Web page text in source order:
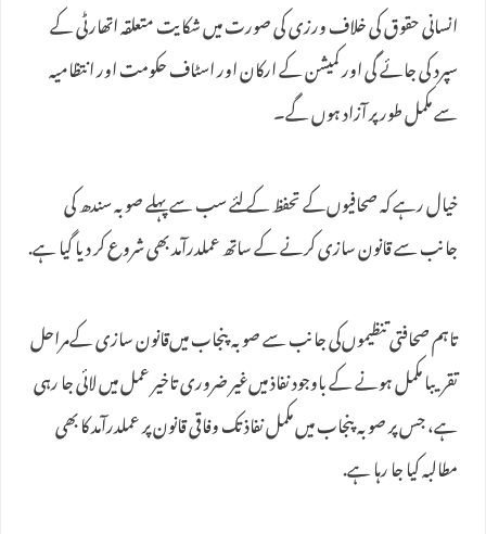
انسانی حقوق کی خلاف ورزی کی صورت میں شکایت متعلقہ اتھارٹی کے
سپرد کی جائے گی اور کمیشن کے ارکان اور اسٹاف حکومت اور انتظامیہ
سے مکمل طور پر آزاد ہوں گے۔
خیال رہے کہ صحافیوں‌کے تحفظ کے لئے سب سے پہلے صوبہ سندھ کی
جانب سے قانون سازی کرنے کے ساتھ عملدرآمد بھی شروع کر دیا گیا ہے.
تاہم صحافتی تنظیموں‌کی جانب سے صوبہ پنجاب میں‌قانون سازی کےمراحل
تقریبا مکمل ہونے کے باوجود نفاذ میں‌غیر ضروری تاخیر عمل میں لائی جا رہی
ہے، جس پر صوبہ پنجاب میں‌ مکمل نفاذ تک وفاقی قانون پر عملدرآمد کا بھی
مطالبہ کیا جا رہا ہے.